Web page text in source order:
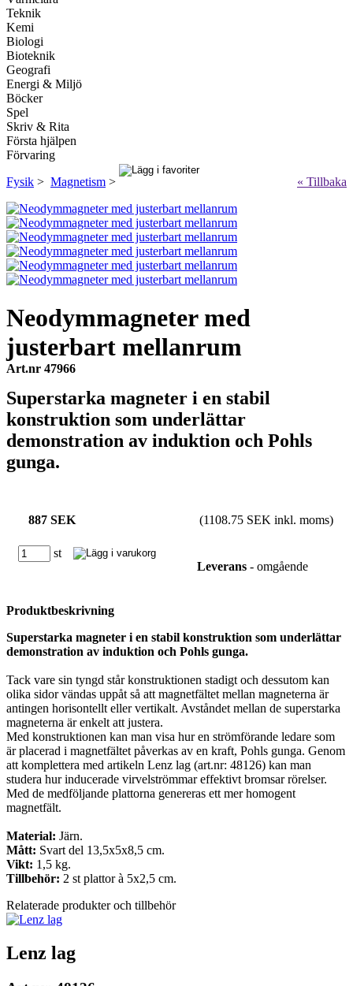
Teknik
Kemi
Biologi
Bioteknik
Geografi
Energi & Miljö
Böcker
Spel
Skriv & Rita
Första hjälpen
Förvaring
Fysik > Magnetism > « Tillbaka
Neodymmagneter med
justerbart mellanrum
Art.nr 47966
Superstarka magneter i en stabil
konstruktion som underlättar
demonstration av induktion och Pohls
gunga.
887 SEK (1108.75 SEK inkl. moms)
st
Leverans - omgående
Produktbeskrivning
Superstarka magneter i en stabil konstruktion som underlättar
demonstration av induktion och Pohls gunga.
Tack vare sin tyngd står konstruktionen stadigt och dessutom kan
olika sidor vändas uppåt så att magnetfältet mellan magneterna är
antingen horisontellt eller vertikalt. Avståndet mellan de superstarka
magneterna är enkelt att justera.
Med konstruktionen kan man visa hur en strömförande ledare som
är placerad i magnetfältet påverkas av en kraft, Pohls gunga. Genom
att komplettera med artikeln Lenz lag (art.nr: 48126) kan man
studera hur inducerade virvelströmmar effektivt bromsar rörelser.
Med de medföljande plattorna genereras ett mer homogent
magnetfält.
Material: Järn.
Mått: Svart del 13,5x5x8,5 cm.
Vikt: 1,5 kg.
Tillbehör: 2 st plattor à 5x2,5 cm.
Relaterade produkter och tillbehör
Lenz lag